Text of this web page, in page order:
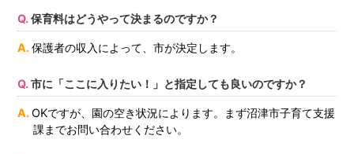
保育料はどうやって決まるのですか？
保護者の収入によって、市が決定します。
市に「ここに入りたい！」と指定しても良いのですか？
OKですが、園の空き状況によります。まず沼津市子育て支援
課までお問い合わせください。